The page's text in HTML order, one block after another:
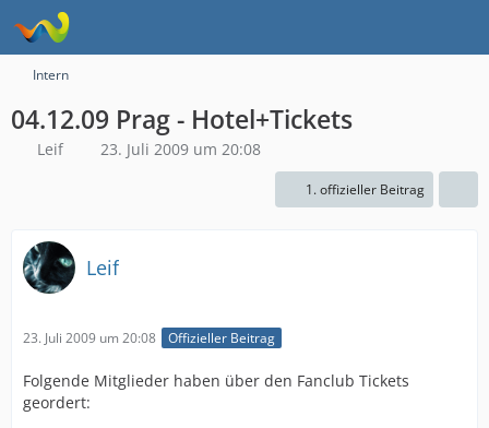
Intern
04.12.09 Prag - Hotel+Tickets
Leif 23. Juli 2009 um 20:08
1. offizieller Beitrag
Leif
23. Juli 2009 um 20:08 Offizieller Beitrag
Folgende Mitglieder haben über den Fanclub Tickets
geordert: